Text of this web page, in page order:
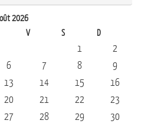
2026
V S D
1
2
6 7 8
9
13 14 15
16
20 21 22
23
27 28 29
30